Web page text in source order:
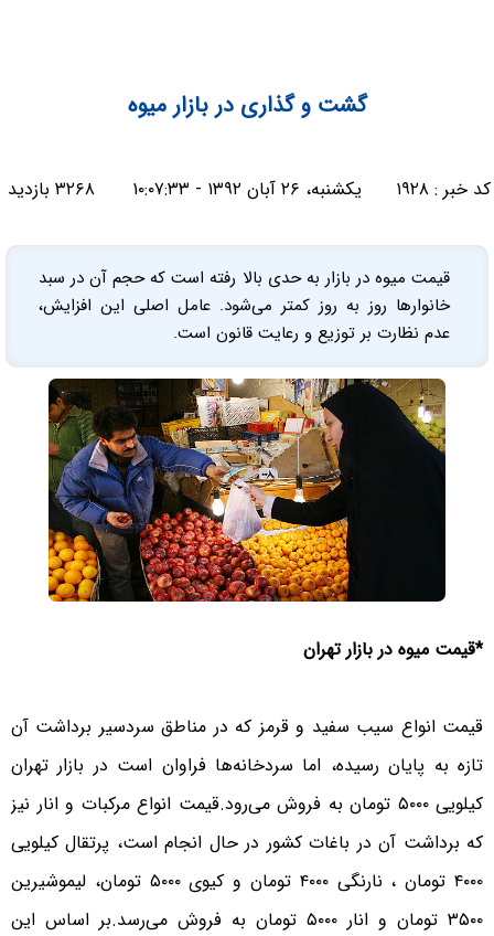
گشت و گذاری در بازار میوه
کد خبر : ۱۹۲۸ یکشنبه، ۲۶ آبان ۱۳۹۲ - ۱۰:۰۷:۳۳ ۳۲۶۸ بازدید
قیمت میوه در بازار به حدی بالا رفته است که حجم آن در سبد
خانوارها روز به روز کمتر می‌شود. عامل اصلی این افزایش،
عدم نظارت بر توزیع و رعایت قانون است.
*قیمت میوه در بازار تهران
قیمت انواع سیب سفید و قرمز که در مناطق سردسیر برداشت آن
تازه به پایان رسیده، اما سردخانه‌ها فراوان است در بازار تهران
کیلویی ۵۰۰۰ تومان به فروش می‌رود.قیمت انواع مرکبات و انار نیز
که برداشت آن در باغات کشور در حال انجام است، پرتقال کیلویی
۴۰۰۰ تومان ، نارنگی ۴۰۰۰ تومان و کیوی ۵۰۰۰ تومان، لیموشیرین
۳۵۰۰ تومان و انار ۵۰۰۰ تومان به فروش می‌رسد.بر اساس این